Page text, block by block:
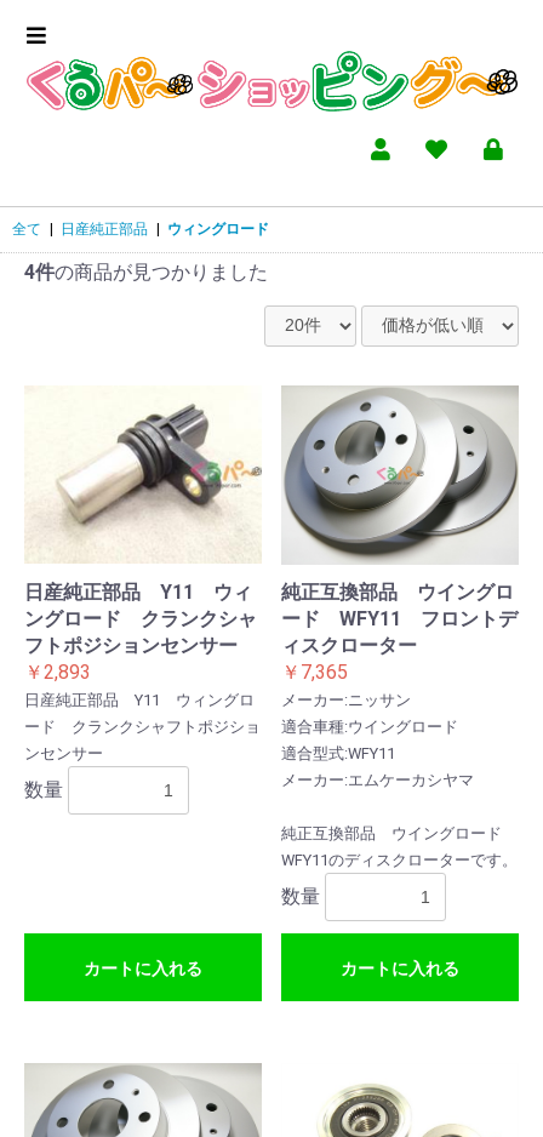
全て 日産純正部品 ウィングロード
4件の商品が見つかりました
日産純正部品 Y11 ウィ
ングロード クランクシャ
フトポジションセンサー
￥2,893
日産純正部品 Y11 ウィングロ
ード クランクシャフトポジショ
ンセンサー
数量
カートに入れる
純正互換部品 ウイングロ
ード WFY11 フロントデ
ィスクローター
￥7,365
メーカー:ニッサン
適合車種:ウイングロード
適合型式:WFY11
メーカー:エムケーカシヤマ
純正互換部品 ウイングロード
WFY11のディスクローターです。
数量
カートに入れる